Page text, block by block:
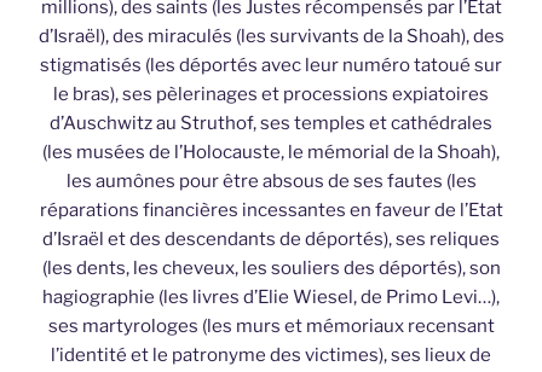
millions), des saints (les Justes récompensés par l’Etat
d’Israël), des miraculés (les survivants de la Shoah), des
stigmatisés (les déportés avec leur numéro tatoué sur
le bras), ses pèlerinages et processions expiatoires
d’Auschwitz au Struthof, ses temples et cathédrales
(les musées de l’Holocauste, le mémorial de la Shoah),
les aumônes pour être absous de ses fautes (les
réparations financières incessantes en faveur de l’Etat
d’Israël et des descendants de déportés), ses reliques
(les dents, les cheveux, les souliers des déportés), son
hagiographie (les livres d’Elie Wiesel, de Primo Levi…),
ses martyrologes (les murs et mémoriaux recensant
l’identité et le patronyme des victimes), ses lieux de